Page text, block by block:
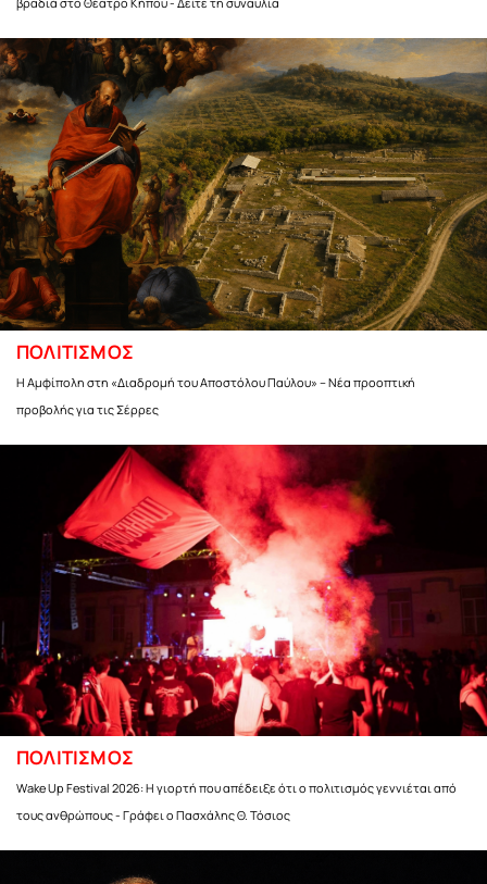
ΠΟΛΙΤΙΣΜΟΣ
Η Αμφίπολη στη «Διαδρομή του Αποστόλου Παύλου» – Νέα προοπτική
προβολής για τις Σέρρες
ΠΟΛΙΤΙΣΜΟΣ
Wake Up Festival 2026: Η γιορτή που απέδειξε ότι ο πολιτισμός γεννιέται από
τους ανθρώπους - Γράφει ο Πασχάλης Θ. Τόσιος